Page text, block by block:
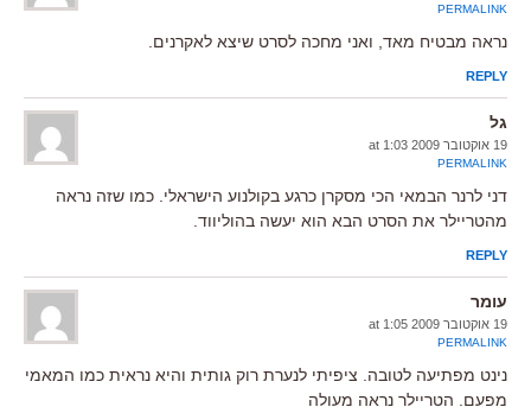
PERMALINK
נראה מבטיח מאד, ואני מחכה לסרט שיצא לאקרנים.
REPLY
גל
19 אוקטובר 2009 at 1:03
PERMALINK
דני לרנר הבמאי הכי מסקרן כרגע בקולנוע הישראלי. כמו שזה נראה
מהטריילר את הסרט הבא הוא יעשה בהוליווד.
REPLY
עומר
19 אוקטובר 2009 at 1:05
PERMALINK
נינט מפתיעה לטובה. ציפיתי לנערת רוק גותית והיא נראית כמו המאמי
מפעם. הטריילר נראה מעולה